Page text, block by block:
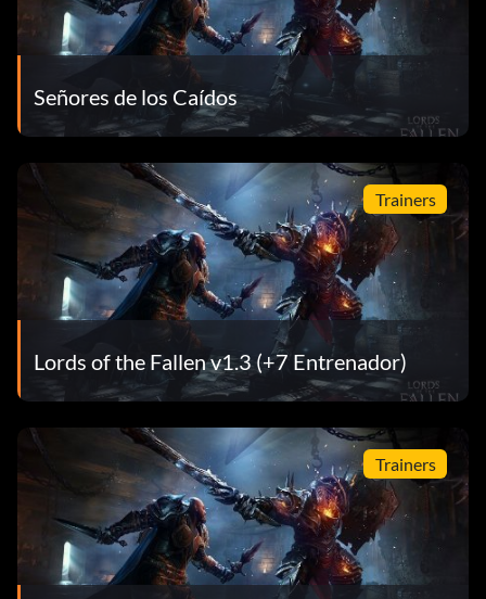
Señores de los Caídos
Trainers
Lords of the Fallen v1.3 (+7 Entrenador)
Trainers